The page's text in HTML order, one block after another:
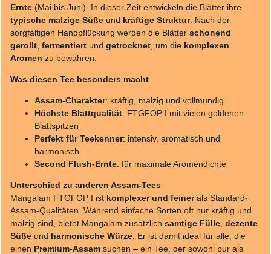
Ernte (Mai bis Juni). In dieser Zeit entwickeln die Blätter ihre
typische malzige Süße und kräftige Struktur. Nach der
sorgfältigen Handpflückung werden die Blätter schonend
gerollt fermentiert und getrocknet , um die komplexen
Aromen zu bewahren.
Was diesen Tee besonders macht
Assam-Charakter: kräftig, malzig und vollmundig
Höchste Blattqualität: FTGFOP I mit vielen goldenen
Blattspitzen
Perfekt für Teekenner: intensiv, aromatisch und
harmonisch
Second Flush-Ernte: für maximale Aromendichte
Unterschied zu anderen Assam-Tees
Mangalam FTGFOP I ist komplexer und feinerals Standard-
Assam-Qualitäten. Während einfache Sorten oft nur kräftig und
malzig sind, bietet Mangalam zusätzlich samtige Fülle dezente
Süße und harmonische Würze . Er ist damit ideal für alle, die
einen Premium-Assam suchen – ein Tee, der sowohl pur als